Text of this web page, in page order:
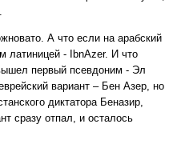
А что если на арабский
латиницей - IbnAzer. И что
первый псевдоним - Эл
вариант – Бен Азер, но
диктатора Беназир,
сразу отпал, и осталось